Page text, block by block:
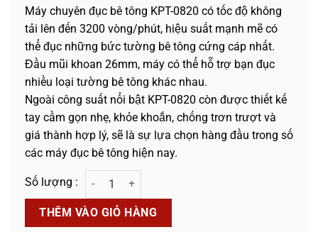
Máy chuyên đục bê tông KPT-0820 có tốc độ không
tải lên đến 3200 vòng/phút, hiệu suất mạnh mẽ có
thể đục những bức tường bê tông cứng cáp nhất.
Đầu mũi khoan 26mm, máy có thể hỗ trợ bạn đục
nhiều loại tường bê tông khác nhau.
Ngoài công suất nổi bật KPT-0820 còn được thiết kế
tay cầm gọn nhẹ, khỏe khoắn, chống trơn trượt và
giá thành hợp lý, sẽ là sự lựa chọn hàng đầu trong số
các máy đục bê tông hiện nay.
Máy Đục KPTs KPT-0820 số lượng
THÊM VÀO GIỎ HÀNG